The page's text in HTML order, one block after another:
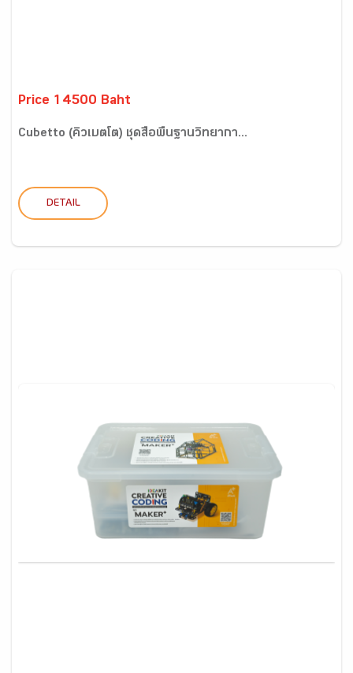
Price 14500 Baht
Cubetto (คิวเบตโต) ชุดสื่อพื้นฐานวิทยากา...
DETAIL